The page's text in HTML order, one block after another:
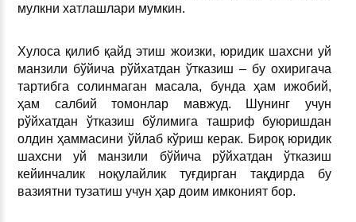
мулкни хатлашлари мумкин.
Хулоса қилиб қайд этиш жоизки, юридик шахсни уй
манзили бўйича рўйхатдан ўтказиш – бу охиригача
тартибга солинмаган масала, бунда ҳам ижобий,
ҳам салбий томонлар мавжуд. Шунинг учун
рўйхатдан ўтказиш бўлимига ташриф буюришдан
олдин ҳаммасини ўйлаб кўриш керак. Бироқ юридик
шахсни уй манзили бўйича рўйхатдан ўтказиш
кейинчалик ноқулайлик туғдирган тақдирда бу
вазиятни тузатиш учун ҳар доим имконият бор.